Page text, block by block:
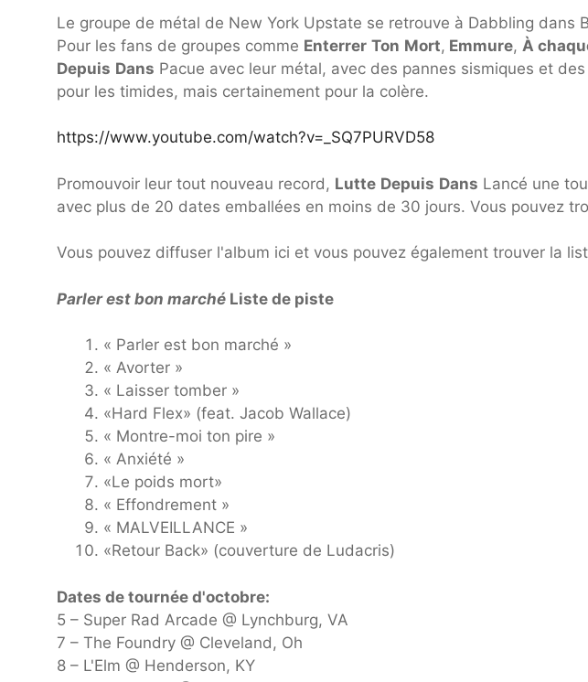
Le groupe de métal de New York Upstate se retrouve à Dabbling dans
Pour les fans de groupes comme Enterrer Ton Mort, Emmure, À
Depuis Dans Pacue avec leur métal, avec des pannes sismiques et
pour les timides, mais certainement pour la colère.
https://www.youtube.com/watch?v=_SQ7PURVD58
Promouvoir leur tout nouveau record, Lutte Depuis Dans Lancé une
avec plus de 20 dates emballées en moins de 30 jours. Vous pouvez
Vous pouvez diffuser l'album ici et vous pouvez également trouver la
Parler est bon marché Liste de piste
« Parler est bon marché »
« Avorter »
« Laisser tomber »
«Hard Flex» (feat. Jacob Wallace)
« Montre-moi ton pire »
« Anxiété »
«Le poids mort»
« Effondrement »
« MALVEILLANCE »
«Retour Back» (couverture de Ludacris)
Dates de tournée d'octobre:
5 – Super Rad Arcade @ Lynchburg, VA
7 – The Foundry @ Cleveland, Oh
8 – L'Elm @ Henderson, KY